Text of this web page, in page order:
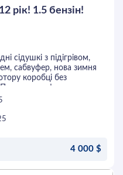
рік! 1.5 бензін!
сідушкі з підігрівом,
сабвуфер, нова зимня
коробці без
Повне переоформлення.
4 000 $